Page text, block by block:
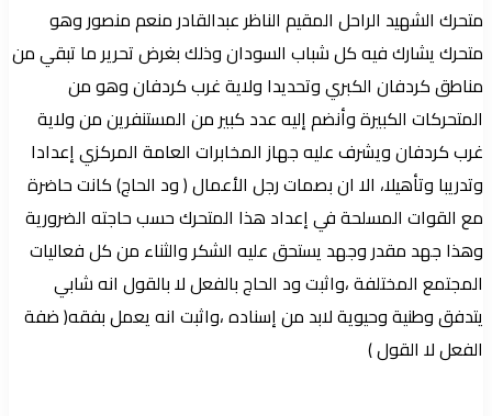
متحرك الشهيد الراحل المقيم الناظر عبدالقادر منعم منصور وهو
متحرك يشارك فيه كل شباب السودان وذلك بغرض تحرير ما تبقي من
مناطق كردفان الكبري وتحديدا ولاية غرب كردفان وهو من
المتحركات الكبيرة وأنضم إليه عدد كبير من المستنفرين من ولاية
غرب كردفان ويشرف عليه جهاز المخابرات العامة المركزي إعدادا
وتدريبا وتأهيلا، الا ان بصمات رجل الأعمال ( ود الحاج) كانت حاضرة
مع القوات المسلحة في إعداد هذا المتحرك حسب حاجته الضرورية
وهذا جهد مقدر وجهد يستحق عليه الشكر والثناء من كل فعاليات
المجتمع المختلفة ،واثبت ود الحاج بالفعل لا بالقول انه شابي
يتدفق وطنية وحيوية لابد من إسناده ،واثبت انه يعمل بفقه( ضفة
الفعل لا القول )